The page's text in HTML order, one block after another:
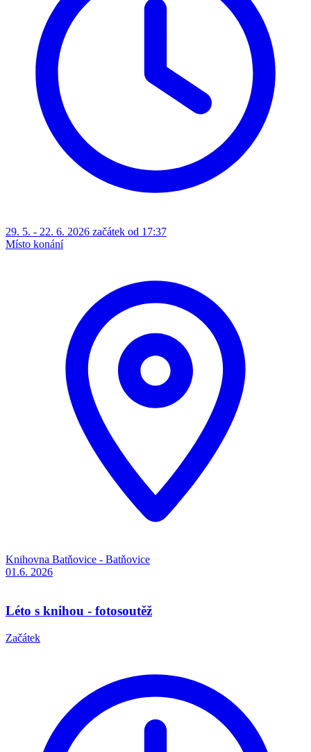
29. 5. - 22. 6. 2026 začátek od 17:37
Místo konání
Knihovna Batňovice - Batňovice
01.6. 2026
Léto s knihou - fotosoutěž
Začátek